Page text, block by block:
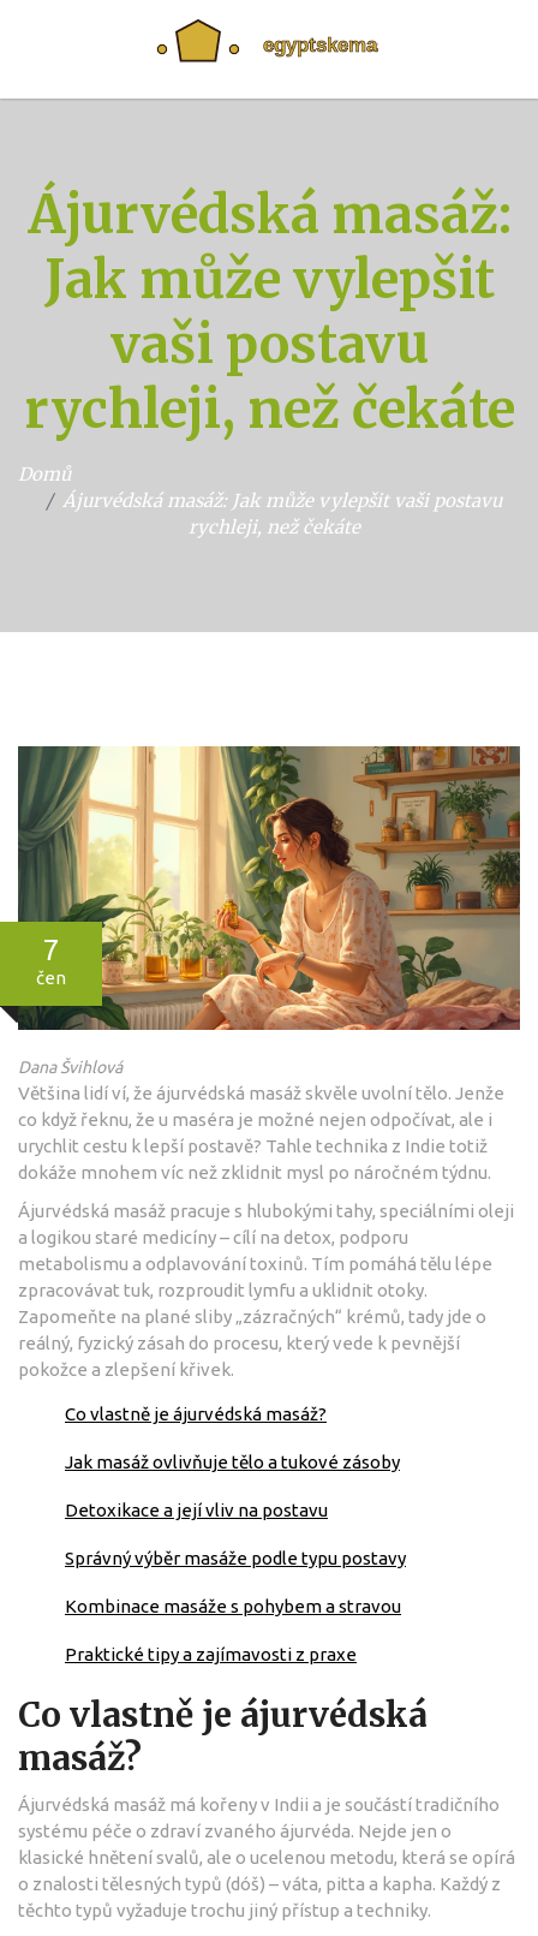
Ájurvédská masáž:
Jak může vylepšit
vaši postavu
rychleji, než čekáte
Domů
Ájurvédská masáž: Jak může vylepšit vaši postavu
rychleji, než čekáte
7
čen
Dana Švihlová
Většina lidí ví, že ájurvédská masáž skvěle uvolní tělo. Jenže
co když řeknu, že u maséra je možné nejen odpočívat, ale i
urychlit cestu k lepší postavě? Tahle technika z Indie totiž
dokáže mnohem víc než zklidnit mysl po náročném týdnu.
Ájurvédská masáž pracuje s hlubokými tahy, speciálními oleji
a logikou staré medicíny – cílí na detox, podporu
metabolismu a odplavování toxinů. Tím pomáhá tělu lépe
zpracovávat tuk, rozproudit lymfu a uklidnit otoky.
Zapomeňte na plané sliby „zázračných“ krémů, tady jde o
reálný, fyzický zásah do procesu, který vede k pevnější
pokožce a zlepšení křivek.
Co vlastně je ájurvédská masáž?
Jak masáž ovlivňuje tělo a tukové zásoby
Detoxikace a její vliv na postavu
Správný výběr masáže podle typu postavy
Kombinace masáže s pohybem a stravou
Praktické tipy a zajímavosti z praxe
Co vlastně je ájurvédská
masáž?
Ájurvédská masáž má kořeny v Indii a je součástí tradičního
systému péče o zdraví zvaného ájurvéda. Nejde jen o
klasické hnětení svalů, ale o ucelenou metodu, která se opírá
o znalosti tělesných typů (dóš) – váta, pitta a kapha. Každý z
těchto typů vyžaduje trochu jiný přístup a techniky.